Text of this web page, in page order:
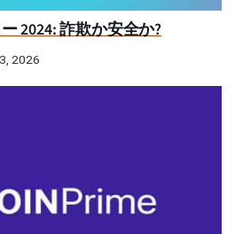
2024: 詐欺か安全か?
2026